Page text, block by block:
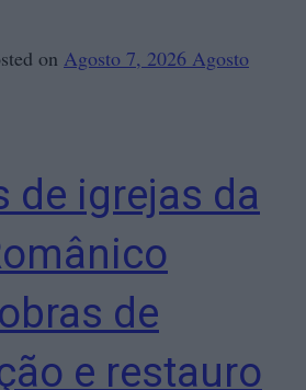
on Agosto 7, 2026 Agosto
de igrejas da
de
e restauro